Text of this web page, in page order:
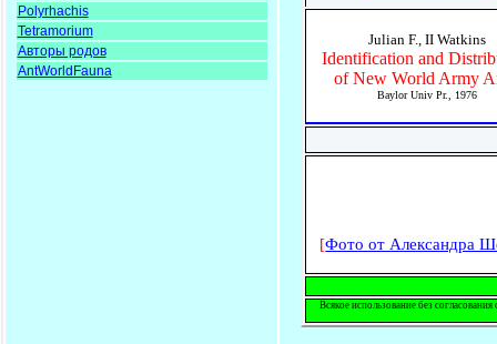
Polyrhachis
Tetramorium
Авторы родов
AntWorldFauna
Julian F., II Watkins
Identification and
of New World Army
Baylor Univ Pr., 1976
[Фото от Александра
Всякое использование без